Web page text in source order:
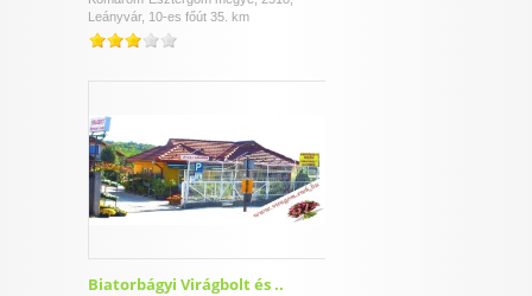
Leányvár, 10-es főút 35. km
Biatorbágyi Virágbolt és ..